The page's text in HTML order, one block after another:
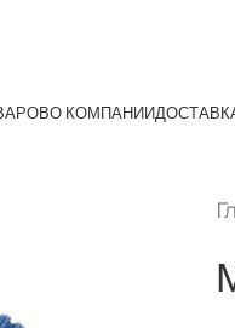
О КОМПАНИИ